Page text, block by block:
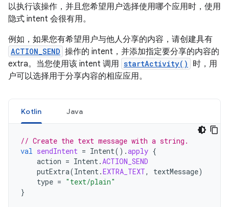
以执行该操作，并且您希望用户选择使用哪个应用时，使用
隐式 intent 会很有用。
例如，如果您有希望用户与他人分享的内容，请创建具有
ACTION_SEND 操作的 intent，并添加指定要分享的内容的
extra。当您使用该 intent 调用 startActivity()
时，用
户可以选择用于分享内容的相应应用。
Kotlin Java
// Create the text message with a string.
val sendIntent = Intent().apply {
action = Intent.ACTION_SEND
putExtra(Intent.EXTRA_TEXT, textMessage)
type = "text/plain"
}